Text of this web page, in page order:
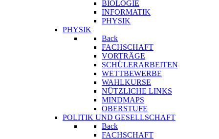
BIOLOGIE
INFORMATIK
PHYSIK
PHYSIK
Back
FACHSCHAFT
VORTRÄGE
SCHÜLERARBEITEN
WETTBEWERBE
WAHLKURSE
NÜTZLICHE LINKS
MINDMAPS
OBERSTUFE
POLITIK UND GESELLSCHAFT
Back
FACHSCHAFT